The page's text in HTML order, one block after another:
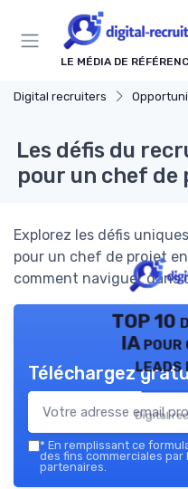
LE MÉDIA DE
Digital recruiters Opportunités
Les défis du
pour un chef
Explorez les défis
pour un chef de projet
comment naviguer dans
TOP 10
IA pour
leads
Digital
Téléchargez
* En remplissant ce
des fins commerciales
partenaires.
Panneau de gestion des